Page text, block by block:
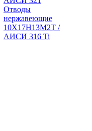
Отводы
нержавеющие
10Х17Н13М2Т /
АИСИ 316 Ti